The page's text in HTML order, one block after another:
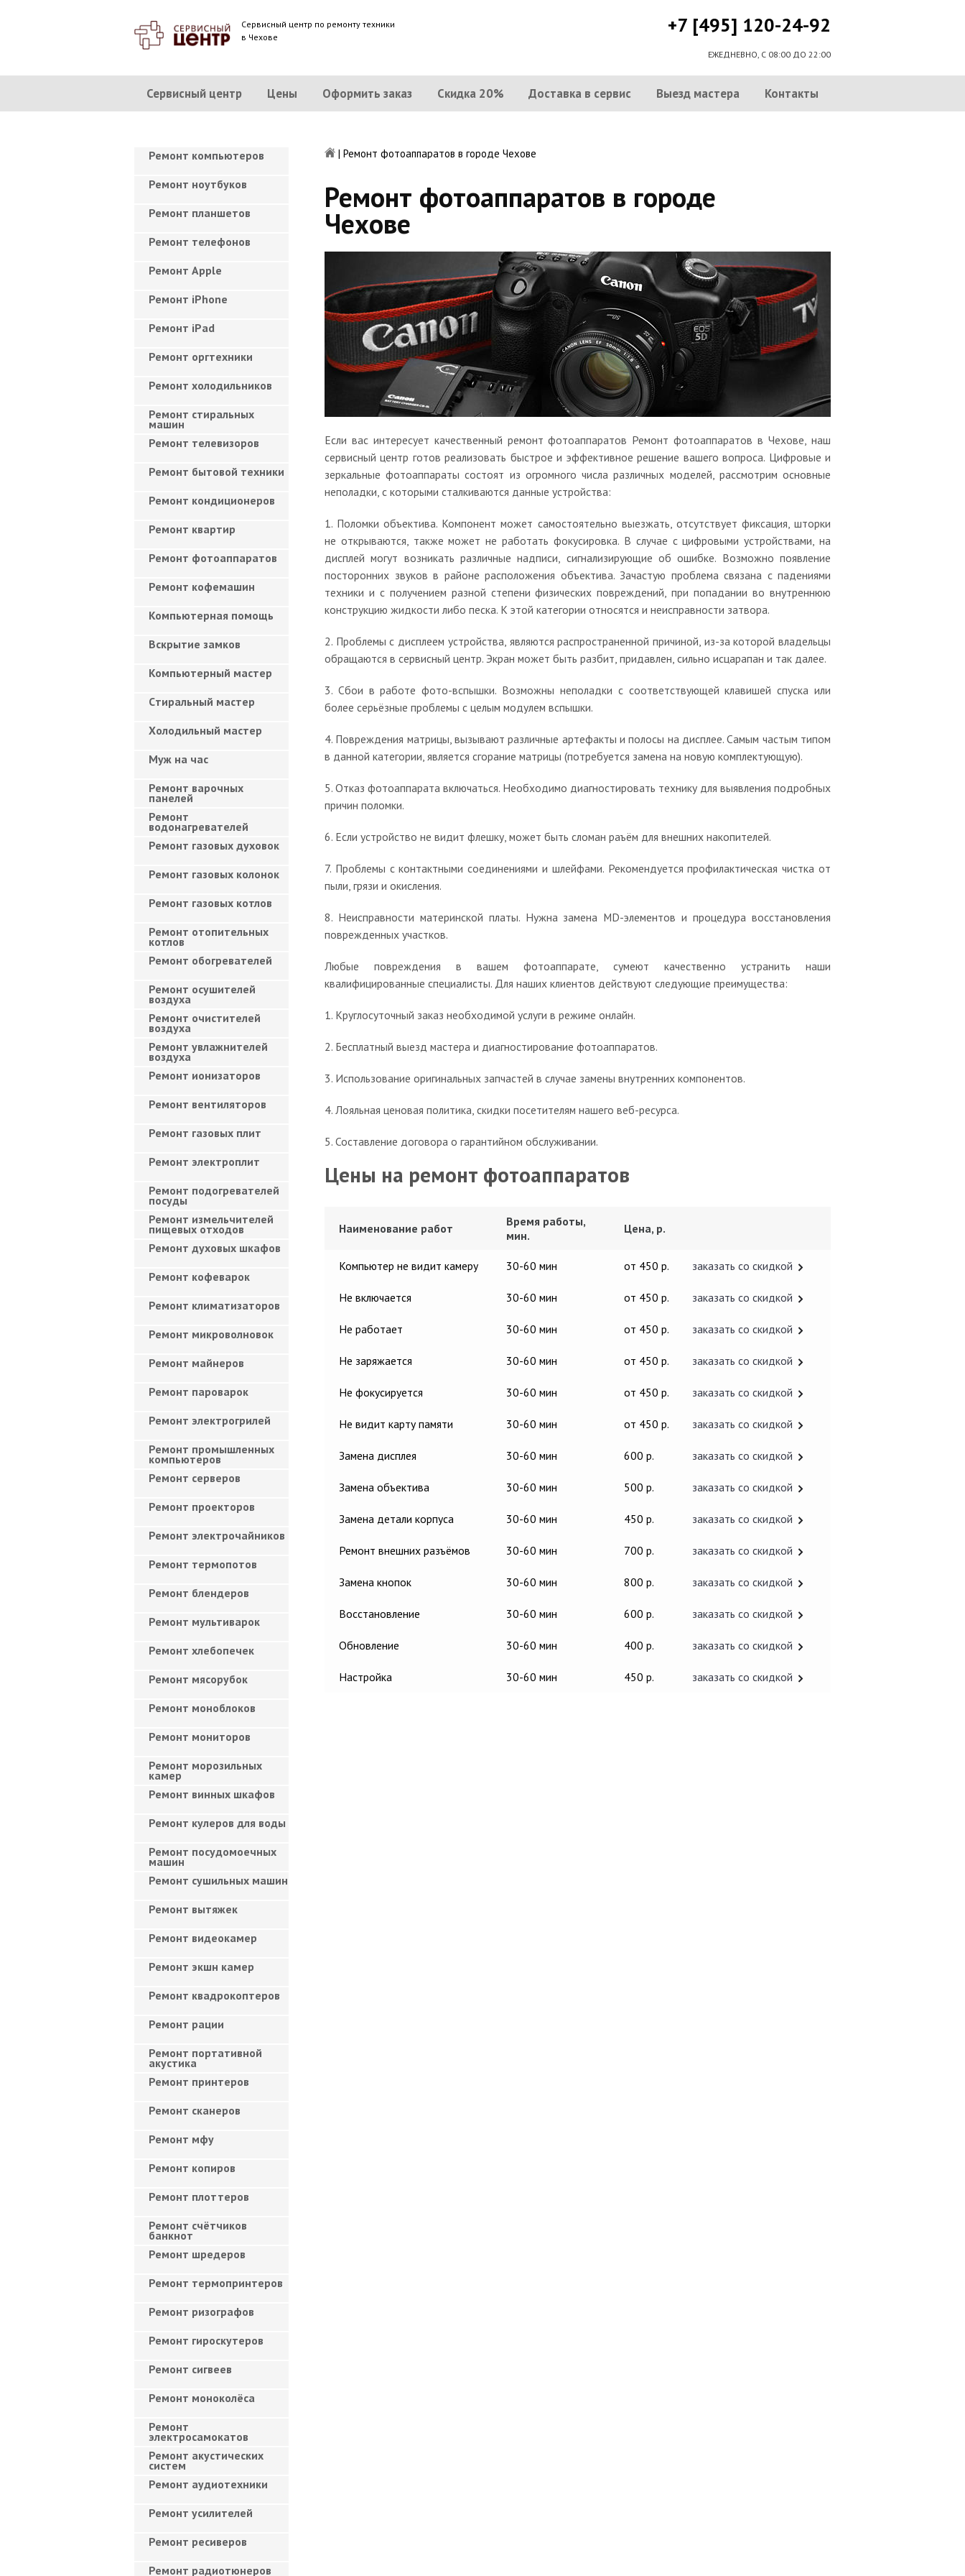
Сервисный центр по ремонту техники
в Чехове
+7 [495] 120-24-92
ЕЖЕДНЕВНО, С 08:00 ДО 22:00
Сервисный центр Цены Оформить заказ Скидка 20% Доставка в сервис Выезд мастера Контакты
| Ремонт фотоаппаратов в городе Чехове
Ремонт фотоаппаратов в городе
Чехове
Если вас интересует качественный ремонт фотоаппаратов Ремонт фотоаппаратов в Чехове, наш
сервисный центр готов реализовать быстрое и эффективное решение вашего вопроса. Цифровые и
зеркальные фотоаппараты состоят из огромного числа различных моделей, рассмотрим основные
неполадки, с которыми сталкиваются данные устройства:
1. Поломки объектива. Компонент может самостоятельно выезжать, отсутствует фиксация, шторки
не открываются, также может не работать фокусировка. В случае с цифровыми устройствами, на
дисплей могут возникать различные надписи, сигнализирующие об ошибке. Возможно появление
посторонних звуков в районе расположения объектива. Зачастую проблема связана с падениями
техники и с получением разной степени физических повреждений, при попадании во внутреннюю
конструкцию жидкости либо песка. К этой категории относятся и неисправности затвора.
2. Проблемы с дисплеем устройства, являются распространенной причиной, из-за которой владельцы
обращаются в сервисный центр. Экран может быть разбит, придавлен, сильно исцарапан и так далее.
3. Сбои в работе фото-вспышки. Возможны неполадки с соответствующей клавишей спуска или
более серьёзные проблемы с целым модулем вспышки.
4. Повреждения матрицы, вызывают различные артефакты и полосы на дисплее. Самым частым типом
в данной категории, является сгорание матрицы (потребуется замена на новую комплектующую).
5. Отказ фотоаппарата включаться. Необходимо диагностировать технику для выявления подробных
причин поломки.
6. Если устройство не видит флешку, может быть сломан раъём для внешних накопителей.
7. Проблемы с контактными соединениями и шлейфами. Рекомендуется профилактическая чистка от
пыли, грязи и окисления.
8. Неисправности материнской платы. Нужна замена MD-элементов и процедура восстановления
поврежденных участков.
Любые повреждения в вашем фотоаппарате, сумеют качественно устранить наши
квалифицированные специалисты. Для наших клиентов действуют следующие преимущества:
1. Круглосуточный заказ необходимой услуги в режиме онлайн.
2. Бесплатный выезд мастера и диагностирование фотоаппаратов.
3. Использование оригинальных запчастей в случае замены внутренних компонентов.
4. Лояльная ценовая политика, скидки посетителям нашего веб-ресурса.
5. Составление договора о гарантийном обслуживании.
Цены на ремонт фотоаппаратов
Наименование работ
Время работы,
мин.
Цена, р.
Компьютер не видит камеру 30-60 мин от 450 р. заказать со скидкой
Не включается 30-60 мин от 450 р. заказать со скидкой
Не работает 30-60 мин от 450 р. заказать со скидкой
Не заряжается 30-60 мин от 450 р. заказать со скидкой
Не фокусируется 30-60 мин от 450 р. заказать со скидкой
Не видит карту памяти 30-60 мин от 450 р. заказать со скидкой
Замена дисплея 30-60 мин 600 р. заказать со скидкой
Замена объектива 30-60 мин 500 р. заказать со скидкой
Замена детали корпуса 30-60 мин 450 р. заказать со скидкой
Ремонт внешних разъёмов 30-60 мин 700 р. заказать со скидкой
Замена кнопок 30-60 мин 800 р. заказать со скидкой
Восстановление 30-60 мин 600 р. заказать со скидкой
Обновление 30-60 мин 400 р. заказать со скидкой
Настройка 30-60 мин 450 р. заказать со скидкой
Ремонт компьютеров
Ремонт ноутбуков
Ремонт планшетов
Ремонт телефонов
Ремонт Apple
Ремонт iPhone
Ремонт iPad
Ремонт оргтехники
Ремонт холодильников
Ремонт стиральных
машин
Ремонт телевизоров
Ремонт бытовой техники
Ремонт кондиционеров
Ремонт квартир
Ремонт фотоаппаратов
Ремонт кофемашин
Компьютерная помощь
Вскрытие замков
Компьютерный мастер
Cтиральный мастер
Холодильный мастер
Муж на час
Ремонт варочных
панелей
Ремонт
водонагревателей
Ремонт газовых духовок
Ремонт газовых колонок
Ремонт газовых котлов
Ремонт отопительных
котлов
Ремонт обогревателей
Ремонт осушителей
воздуха
Ремонт очистителей
воздуха
Ремонт увлажнителей
воздуха
Ремонт ионизаторов
Ремонт вентиляторов
Ремонт газовых плит
Ремонт электроплит
Ремонт подогревателей
посуды
Ремонт измельчителей
пищевых отходов
Ремонт духовых шкафов
Ремонт кофеварок
Ремонт климатизаторов
Ремонт микроволновок
Ремонт майнеров
Ремонт пароварок
Ремонт электрогрилей
Ремонт промышленных
компьютеров
Ремонт серверов
Ремонт проекторов
Ремонт электрочайников
Ремонт термопотов
Ремонт блендеров
Ремонт мультиварок
Ремонт хлебопечек
Ремонт мясорубок
Ремонт моноблоков
Ремонт мониторов
Ремонт морозильных
камер
Ремонт винных шкафов
Ремонт кулеров для воды
Ремонт посудомоечных
машин
Ремонт сушильных машин
Ремонт вытяжек
Ремонт видеокамер
Ремонт экшн камер
Ремонт квадрокоптеров
Ремонт рации
Ремонт портативной
акустика
Ремонт принтеров
Ремонт сканеров
Ремонт мфу
Ремонт копиров
Ремонт плоттеров
Ремонт счётчиков
банкнот
Ремонт шредеров
Ремонт термопринтеров
Ремонт ризографов
Ремонт гироскутеров
Ремонт сигвеев
Ремонт моноколёса
Ремонт
электросамокатов
Ремонт акустических
систем
Ремонт аудиотехники
Ремонт усилителей
Ремонт ресиверов
Ремонт радиотюнеров